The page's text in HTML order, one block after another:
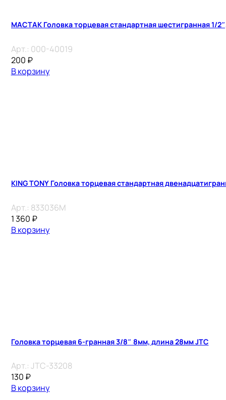
МАСТАК Головка торцевая стандартная шестигранная 1/
Арт.: 000-40019
200 ₽
В корзину
KING TONY Головка торцевая стандартная
Арт.: 833036M
1 360 ₽
В корзину
Головка торцевая 6-гранная 3/8″ 8мм, длина 28мм JTC
Арт.: JTC-33208
130 ₽
В корзину